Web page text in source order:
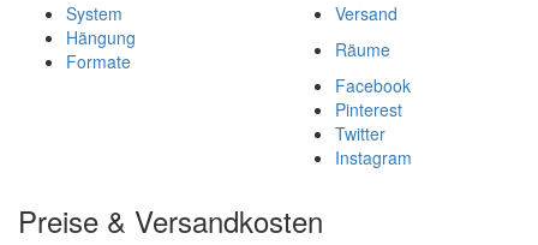
System
Hängung
Formate
Versand
Räume
Facebook
Pinterest
Twitter
Instagram
Preise & Versandkosten